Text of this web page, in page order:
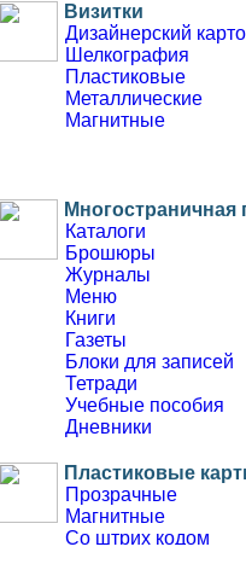
Визитки
Дизайнерский
Шелкография
Пластиковые
Металлические
Магнитные
Многостраничная
Каталоги
Брошюры
Журналы
Меню
Книги
Газеты
Блоки для записей
Тетради
Учебные пособия
Дневники
Пластиковые
Прозрачные
Магнитные
Со штрих кодом